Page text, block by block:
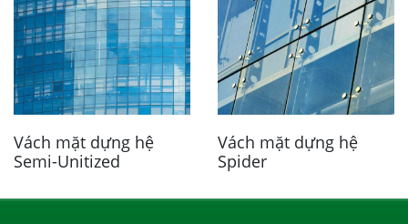
Vách mặt dựng hệ
Semi-Unitized
Vách mặt dựng hệ
Spider